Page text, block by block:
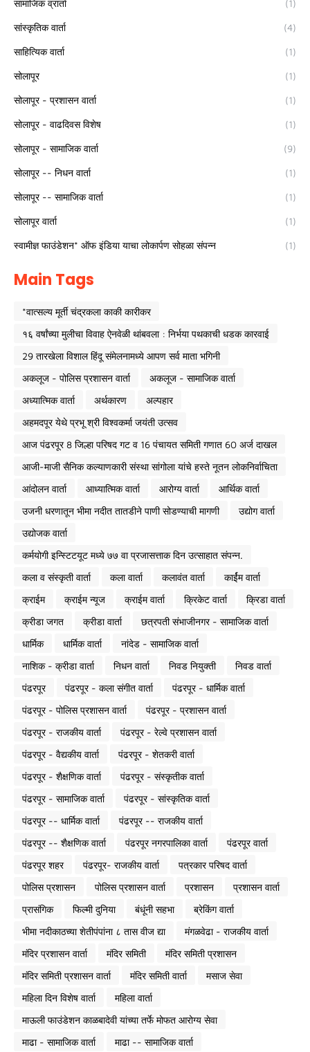
सामाजिक व्रार्ता (1)
सांस्कृतिक वार्ता (4)
साहित्यिक वार्ता (1)
सोलापूर (1)
सोलापूर - प्रशासन वार्ता (1)
सोलापूर - वाढदिवस विशेष (1)
सोलापूर - सामाजिक वार्ता (9)
सोलापूर -- निधन वार्ता (1)
सोलापूर -- सामाजिक वार्ता (1)
सोलापूर वार्ता (1)
स्वामीज्ञ फाउंडेशन* ऑफ इंडिया याचा लोकार्पण सोहळा संपन्न (1)
Main Tags
*वात्सल्य मूर्ती चंद्रकला काकी कारीकर
१६ वर्षांच्या मुलीचा विवाह ऐनवेळी थांबवला : निर्भया पथकाची धडक कारवाई
29 तारखेला विशाल हिंदू संमेलनामध्ये आपण सर्व माता भगिनी
अकलूज - पोलिस प्रशासन वार्ता
अकलूज - सामाजिक वार्ता
अध्यात्मिक वार्ता
अर्थकारण
अल्पहार
अहमदपूर येथे प्रभू श्री विश्वकर्मा जयंती उत्सव
आज पंढरपूर 8 जिल्हा परिषद गट व 16 पंचायत समिती गणात 60 अर्ज दाखल
आजी-माजी सैनिक कल्याणकारी संस्था सांगोला यांचे हस्ते नूतन लोकनिर्वाचिता
आंदोलन वार्ता
आध्यात्मिक वार्ता आरोग्य वार्ता
आर्थिक वार्ता
उजनी धरणातून भीमा नदीत तातडीने पाणी सोडण्याची मागणी
उद्योग वार्ता
उद्योजक वार्ता
कर्मयोगी इन्स्टिटयूट मध्ये ७७ वा प्रजासत्ताक दिन उत्साहात संपन्न.
कला व संस्कृती वार्ता
कला वार्ता कलावंत वार्ता
कार्ईम वार्ता
क्राईम
क्राईम न्यूज क्राईम वार्ता क्रिकेट वार्ता
क्रिडा वार्ता
क्रीडा जगत
क्रीडा वार्ता
छत्रपती संभाजीनगर - सामाजिक वार्ता
धार्मिक
धार्मिक वार्ता
नांदेड - सामाजिक वार्ता
नाशिक - क्रीडा वार्ता
निधन वार्ता निवड नियुक्ती
निवड वार्ता
पंढरपूर
पंढरपूर - कला संगीत वार्ता
पंढरपूर - धार्मिक वार्ता
पंढरपूर - पोलिस प्रशासन वार्ता
पंढरपूर - प्रशासन वार्ता
पंढरपूर - राजकीय वार्ता
पंढरपूर - रेल्वे प्रशासन वार्ता
पंढरपूर - वैद्यकीय वार्ता
पंढरपूर - शेतकरी वार्ता
पंढरपूर - शैक्षणिक वार्ता
पंढरपूर - संस्कृतीक वार्ता
पंढरपूर - सामाजिक वार्ता
पंढरपूर - सांस्कृतिक वार्ता
पंढरपूर -- धार्मिक वार्ता
पंढरपूर -- राजकीय वार्ता
पंढरपूर -- शैक्षणिक वार्ता
पंढरपूर नगरपालिका वार्ता
पंढरपूर वार्ता
पंढरपूर शहर
पंढरपूर- राजकीय वार्ता
पत्रकार परिषद वार्ता
पोलिस प्रशासन
पोलिस प्रशासन वार्ता प्रशासन
प्रशासन वार्ता
प्रासंगिक
फिल्मी दुनिया बंधूंनी सहभा
ब्रेकिंग वार्ता
भीमा नदीकाठच्या शेतीपंपांना ८ तास वीज द्या
मंगळवेढा - राजकीय वार्ता
मंदिर प्रशासन वार्ता
मंदिर समिती
मंदिर समिती प्रशासन
मंदिर समिती प्रशासन वार्ता
मंदिर समिती वार्ता
मसाज सेवा
महिला दिन विशेष वार्ता
महिला वार्ता
माऊली फाउंडेशन काळबादेवी यांच्या तर्फे मोफत आरोग्य सेवा
माढा - सामाजिक वार्ता
माढा -- सामाजिक वार्ता